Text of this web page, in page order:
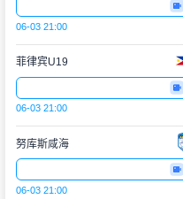
06-03 21:00
菲律宾U19
06-03 21:00
努库斯咸海
06-03 21:00